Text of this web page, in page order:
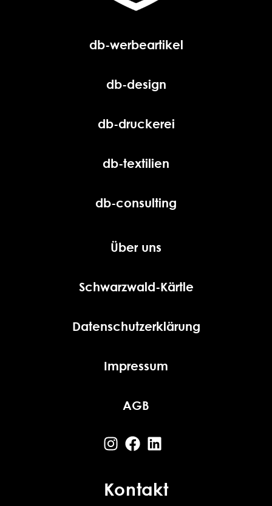
db-werbeartikel
db-design
db-druckerei
db-textilien
db-consulting
Über uns
Schwarzwald-Kärtle
Datenschutzerklärung
Impressum
AGB
Kontakt